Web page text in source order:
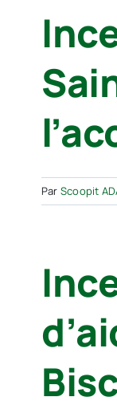
Par Scoopit